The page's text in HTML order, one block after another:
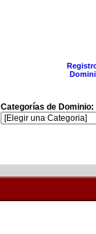
Categorías de Dominio: